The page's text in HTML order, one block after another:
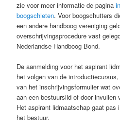
zie voor meer informatie de pagina
boogschieten. Voor boogschutters
een andere handboog vereniging
overschrijvingsprocedure vast
Nederlandse Handboog Bond.
De aanmelding voor het aspirant
het volgen van de
van het inschrijvingsformulier wat
aan een bestuurslid of door invullen
Het aspirant lidmaatschap gaat
het bestuur.